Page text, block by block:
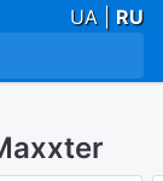
UA | RU